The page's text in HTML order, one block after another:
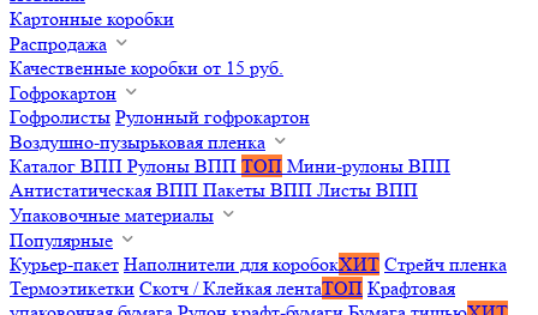
Картонные коробки
Распродажа
Качественные коробки от 15 руб.
Гофрокартон
Гофролисты Рулонный гофрокартон
Воздушно-пузырьковая пленка
Каталог ВПП Рулоны ВПП ТОП Мини-рулоны ВПП
Антистатическая ВПП Пакеты ВПП Листы ВПП
Упаковочные материалы
Популярные
Курьер-пакет Наполнители для коробокХИТ Стрейч пленка
Термоэтикетки Скотч / Клейкая лентаТОП Крафтовая